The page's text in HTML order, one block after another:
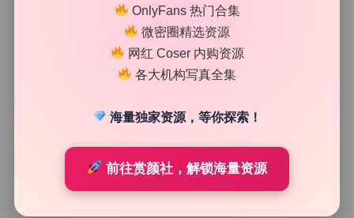
Yumi-尤美 写真合集32套5.40G 高清大图无水印打包下
OnlyFans 热门合集
微密圈精选资源
网红 Coser 内购资源
各大机构写真全集
海量独家资源，等你探索！
前往赏颜社，解锁海量资源